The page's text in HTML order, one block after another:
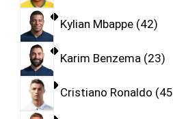
Kylian Mbappe 42
Karim Benzema 23
Cristiano Ronaldo 45